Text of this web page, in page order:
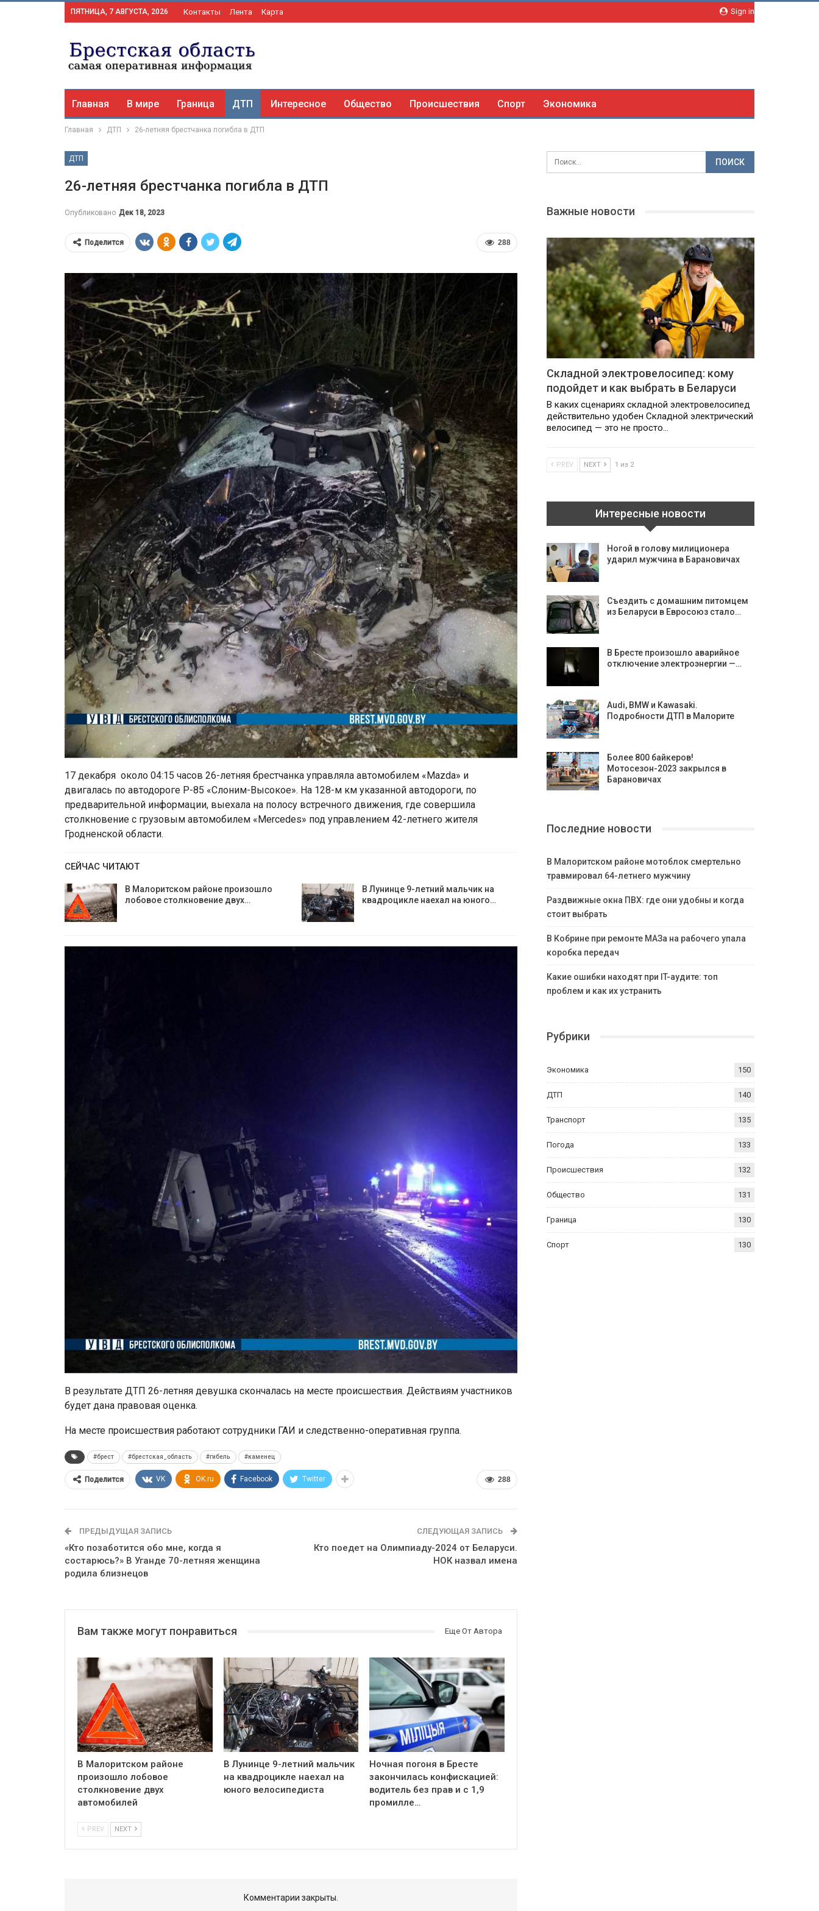
Sign in
ПЯТНИЦА, 7 АВГУСТА, 2026 Контакты Лента Карта
Главная В мире Граница ДТП Интересное Общество Происшествия Спорт Экономика
Главная ДТП 26-летняя брестчанка погибла в ДТП
ДТП
26-летняя брестчанка погибла в ДТП
Опубликовано Дек 18, 2023
288
Поделится
17 декабря около 04:15 часов 26-летняя брестчанка управляла автомобилем «Mazda» и
двигалась по автодороге Р-85 «Слоним-Высокое». На 128-м км указанной автодороги, по
предварительной информации, выехала на полосу встречного движения, где совершила
столкновение с грузовым автомобилем «Mercedes» под управлением 42-летнего жителя
Гродненской области.
СЕЙЧАС ЧИТАЮТ
В Малоритском районе произошло
лобовое столкновение двух…
В Лунинце 9-летний мальчик на
квадроцикле наехал на юного…
В результате ДТП 26-летняя девушка скончалась на месте происшествия. Действиям участников
будет дана правовая оценка.
На месте происшествия работают сотрудники ГАИ и следственно-оперативная группа.
#брест #брестская_область #гибель #каменец
288
Поделится VK OK.ru Facebook Twitter
ПРЕДЫДУЩАЯ ЗАПИСЬ
«Кто позаботится обо мне, когда я
состарюсь?» В Уганде 70-летняя женщина
родила близнецов
СЛЕДУЮЩАЯ ЗАПИСЬ
Кто поедет на Олимпиаду-2024 от Беларуси.
НОК назвал имена
Вам также могут понравиться Еще От Автора
В Малоритском районе
произошло лобовое
столкновение двух
автомобилей
В Лунинце 9-летний мальчик
на квадроцикле наехал на
юного велосипедиста
Ночная погоня в Бресте
закончилась конфискацией:
водитель без прав и с 1,9
промилле…
PREV NEXT
Комментарии закрыты.
Важные новости
Складной электровелосипед: кому
подойдет и как выбрать в Беларуси
В каких сценариях складной электровелосипед
действительно удобен Складной электрический
велосипед — это не просто…
PREV NEXT 1 из 2
Интересные новости
Ногой в голову милиционера
ударил мужчина в Барановичах
Съездить с домашним питомцем
из Беларуси в Евросоюз стало…
В Бресте произошло аварийное
отключение электроэнергии —…
Аudi, BMW и Kawasaki.
Подробности ДТП в Малорите
Более 800 байкеров!
Мотосезон-2023 закрылся в
Барановичах
Последние новости
В Малоритском районе мотоблок смертельно
травмировал 64-летнего мужчину
Раздвижные окна ПВХ: где они удобны и когда
стоит выбрать
В Кобрине при ремонте МАЗа на рабочего упала
коробка передач
Какие ошибки находят при IT-аудите: топ
проблем и как их устранить
Рубрики
Экономика 150
ДТП 140
Транспорт 135
Погода 133
Происшествия 132
Общество 131
Граница 130
Спорт 130